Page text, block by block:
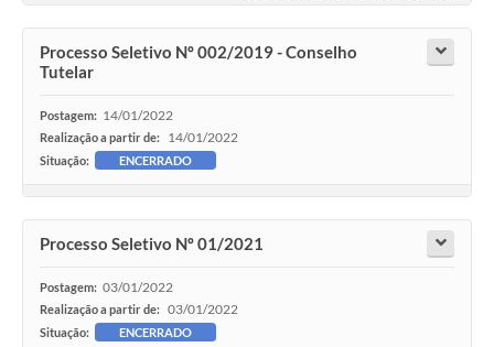
Processo Seletivo Nº 002/2019 - Conselho
Tutelar
Postagem: 14/01/2022
Realização a partir de: 14/01/2022
Situação: ENCERRADO
Processo Seletivo Nº 01/2021
Postagem: 03/01/2022
Realização a partir de: 03/01/2022
Situação: ENCERRADO